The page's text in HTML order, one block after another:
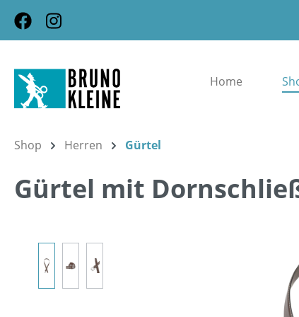
Hauptinhalt springen
Zur Suche springen
Zur Hauptnavigation springen
Home
Shop Herren Gürtel
Gürtel mit